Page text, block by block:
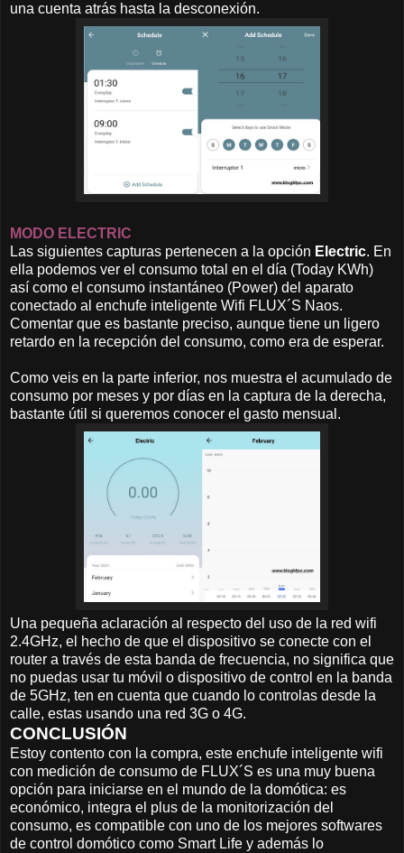
una cuenta atrás hasta la desconexión.
MODO ELECTRIC
Las siguientes capturas pertenecen a la opción Electric. En
ella podemos ver el consumo total en el día (Today KWh)
así como el consumo instantáneo (Power) del aparato
conectado al enchufe inteligente Wifi FLUX´S Naos.
Comentar que es bastante preciso, aunque tiene un ligero
retardo en la recepción del consumo, como era de esperar.
Como veis en la parte inferior, nos muestra el acumulado de
consumo por meses y por días en la captura de la derecha,
bastante útil si queremos conocer el gasto mensual.
Una pequeña aclaración al respecto del uso de la red wifi
2.4GHz, el hecho de que el dispositivo se conecte con el
router a través de esta banda de frecuencia, no significa que
no puedas usar tu móvil o dispositivo de control en la banda
de 5GHz, ten en cuenta que cuando lo controlas desde la
calle, estas usando una red 3G o 4G.
CONCLUSIÓN
Estoy contento con la compra, este enchufe inteligente wifi
con medición de consumo de FLUX´S es una muy buena
opción para iniciarse en el mundo de la domótica: es
económico, integra el plus de la monitorización del
consumo, es compatible con uno de los mejores softwares
de control domótico como Smart Life y además lo